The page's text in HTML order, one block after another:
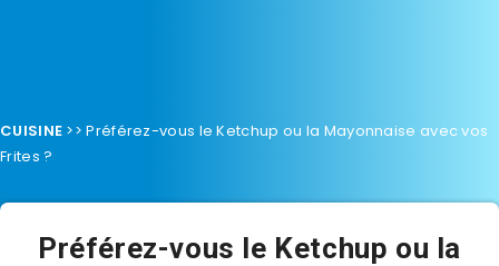
CUISINE >>Préférez-vous le Ketchup ou la Mayonnaise avec vos
Frites ?
Préférez-vous le Ketchup ou la